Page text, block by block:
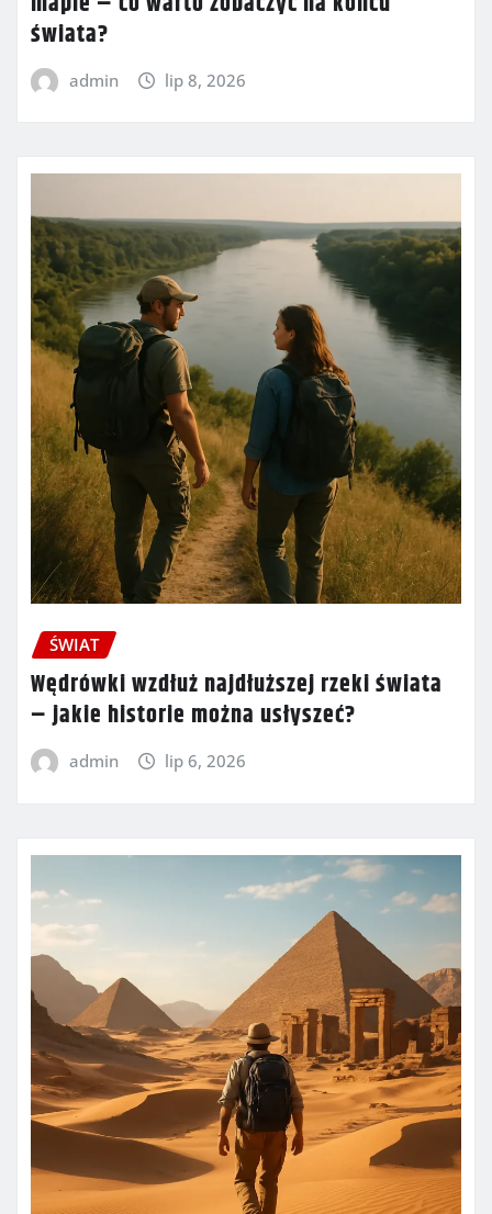
świata?
admin lip 8, 2026
ŚWIAT
Wędrówki wzdłuż najdłuższej rzeki świata
– jakie historie można usłyszeć?
admin lip 6, 2026